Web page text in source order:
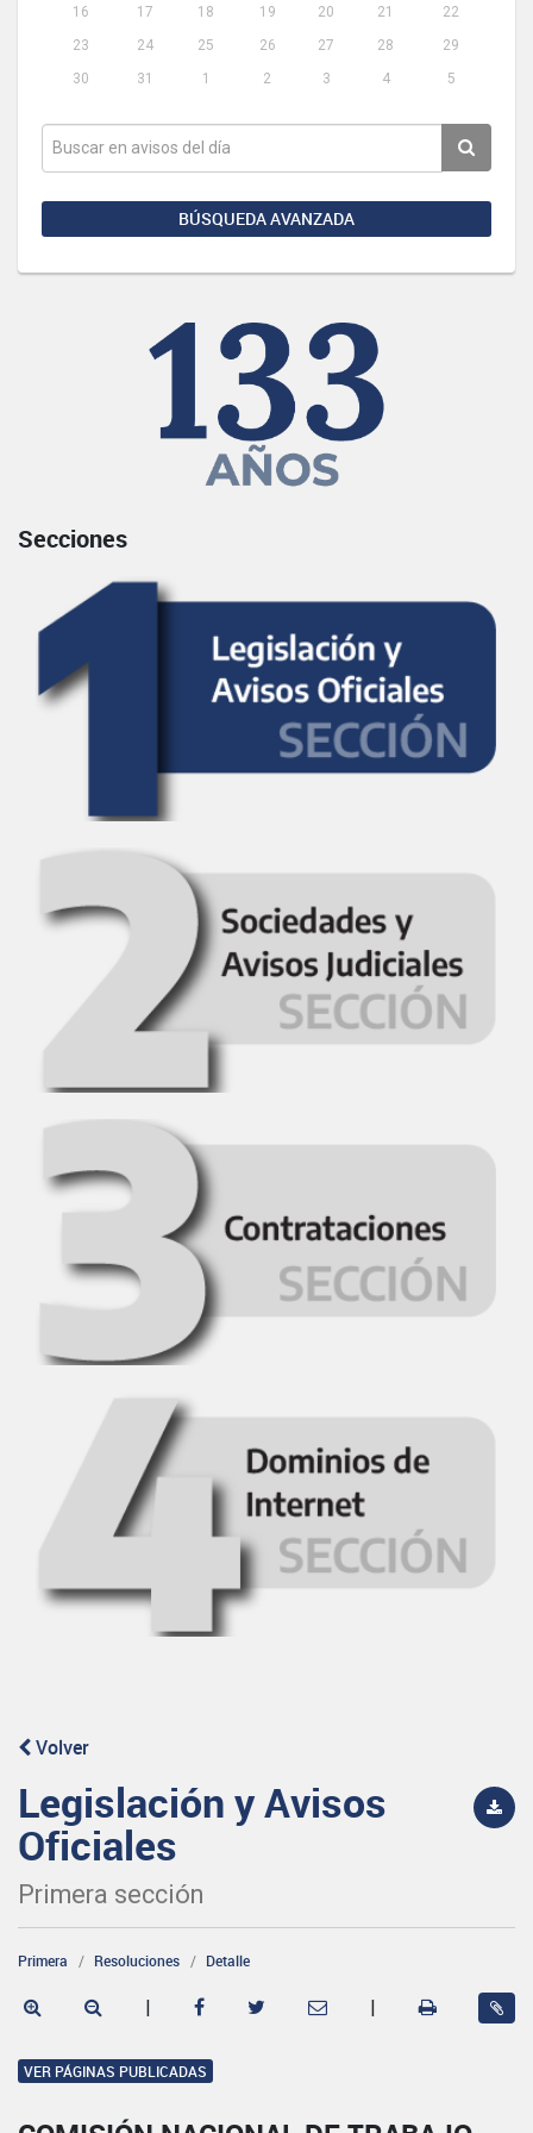
16
17 18 19 20 21
22
23
24 25 26 27 28
29
30
31 1 2 3 4 5
BÚSQUEDA AVANZADA
Secciones
Volver
Legislación y Avisos
Oficiales
Primera sección
Primera Resoluciones Detalle
| |
VER PÁGINAS PUBLICADAS